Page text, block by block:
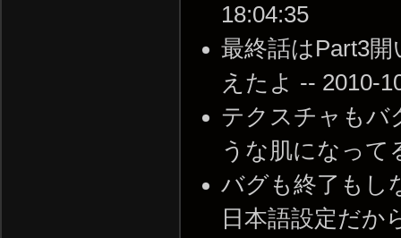
18:04:35
最終話はPart3
えたよ -- 2010-
テクスチャもバ
うな肌になって
バグも終了もし
日本語設定だか